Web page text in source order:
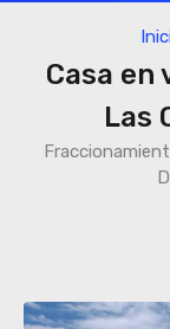
Casa
Las